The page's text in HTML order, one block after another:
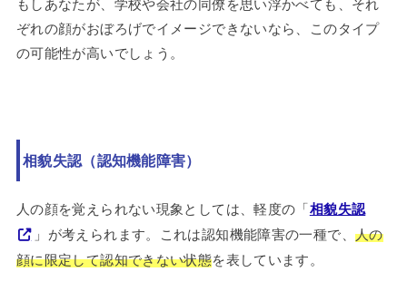
ぞれの顔がおぼろげでイメージできないなら、このタイプ
の可能性が高いでしょう。
相貌失認（認知機能障害）
人の顔を覚えられない現象としては、軽度の「相貌失認
」が考えられます。これは認知機能障害の一種で、 人の
顔に限定して認知できない状態を表しています。